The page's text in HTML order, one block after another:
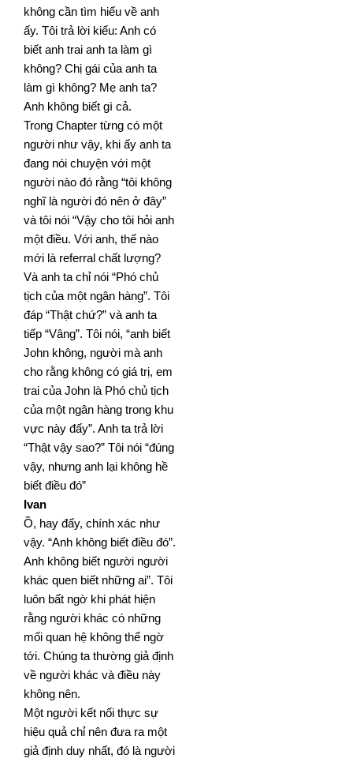
không cần tìm hiểu về anh
ấy. Tôi trả lời kiểu: Anh có
biết anh trai anh ta làm gì
không? Chị gái của anh ta
làm gì không? Mẹ anh ta?
Anh không biết gì cả.
Trong Chapter từng có một
người như vậy, khi ấy anh ta
đang nói chuyện với một
người nào đó rằng “tôi không
nghĩ là người đó nên ở đây”
và tôi nói “Vậy cho tôi hỏi anh
một điều. Với anh, thế nào
mới là referral chất lượng?
Và anh ta chỉ nói “Phó chủ
tịch của một ngân hàng”. Tôi
đáp “Thật chứ?” và anh ta
tiếp “Vâng”. Tôi nói, “anh biết
John không, người mà anh
cho rằng không có giá trị, em
trai của John là Phó chủ tịch
của một ngân hàng trong khu
vực này đấy”. Anh ta trả lời
“Thật vậy sao?” Tôi nói “đúng
vậy, nhưng anh lại không hề
biết điều đó”
Ivan
Ồ, hay đấy, chính xác như
vậy. “Anh không biết điều đó”.
Anh không biết người người
khác quen biết những ai”. Tôi
luôn bất ngờ khi phát hiện
rằng người khác có những
mối quan hệ không thể ngờ
tới. Chúng ta thường giả định
về người khác và điều này
không nên.
Một người kết nối thực sự
hiệu quả chỉ nên đưa ra một
giả định duy nhất, đó là người